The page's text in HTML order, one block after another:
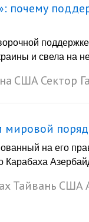
почему
и свела на
СШАСектор
мировой
на его
Карабаха
Тайвань США